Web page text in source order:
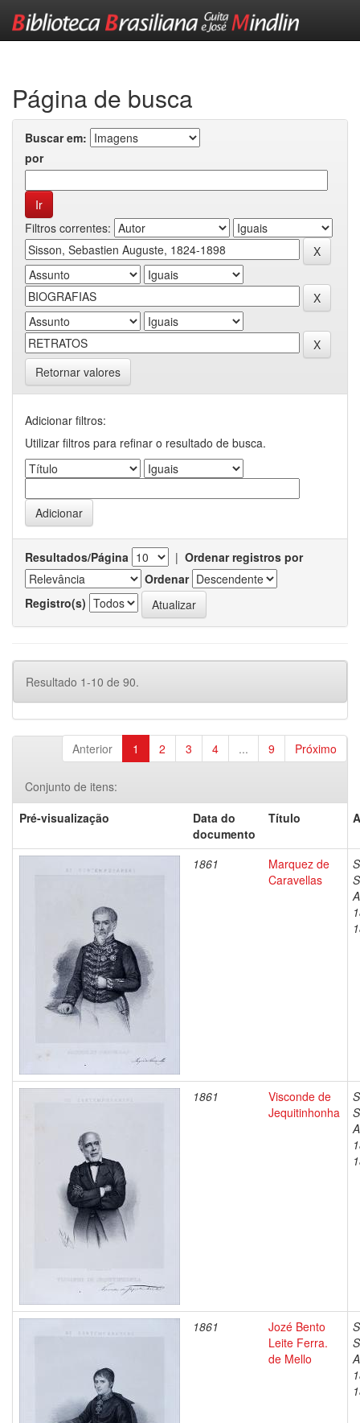
Página de busca
Buscar em:
por
Filtros correntes:
Retornar valores
Adicionar filtros:
Utilizar filtros para refinar o resultado de busca.
Resultados/Página | Ordenar registros por
Ordenar
Registro(s)
Resultado 1-10 de 90.
Anterior 1 2 3 4 ... 9 Próximo
Conjunto de itens:
Pré-visualização
Data do
documento
Título
1861
Marquez de
Caravellas
1861
Visconde de
Jequitinhonha
1861
Jozé Bento
Leite Ferra.
de Mello